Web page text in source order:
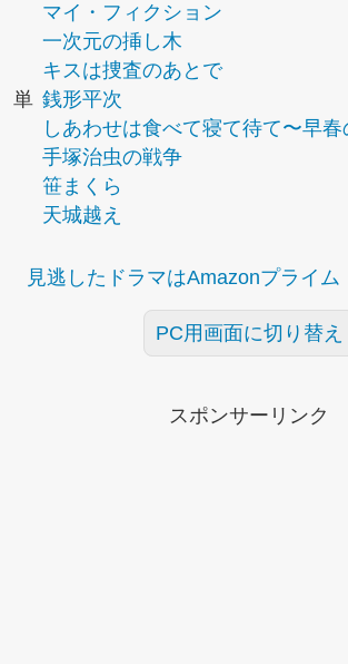
マイ・フィクション
一次元の挿し木
キスは捜査のあとで
単 銭形平次
しあわせは食べて寝て待て〜早春
手塚治虫の戦争
笹まくら
天城越え
見逃したドラマはAmazonプライム
PC用画面に切り替え
スポンサーリンク